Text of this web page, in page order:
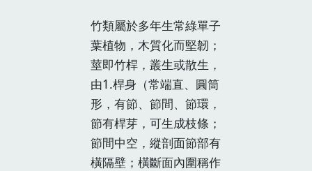
竹類屬於多年生常綠單子
葉植物，木質化而堅韌；
莖即竹桿，叢生或散生，
由1.桿身（常端直、圓筒
形，有節、節間、節環，
節有桿芽，可生成枝條；
節間中空，縱剖面節部有
橫隔壁；橫斷面內圍稱作